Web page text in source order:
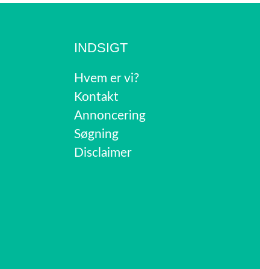
INDSIGT
Hvem er vi?
Kontakt
Annoncering
Søgning
Disclaimer